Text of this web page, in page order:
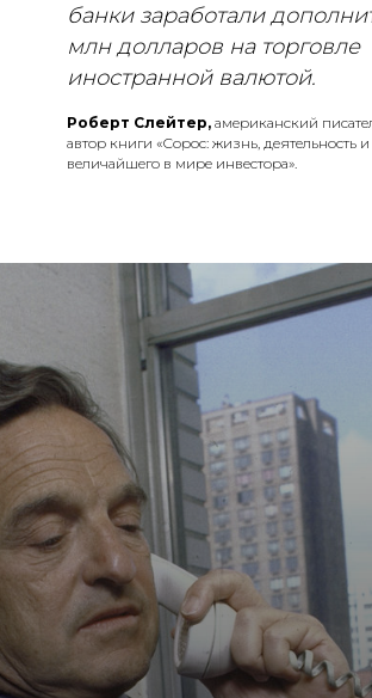
банки заработали
млн долларов на торговле
иностранной валютой.
Роберт Слейтер, американский
автор книги «Сорос: жизнь, деятельность
величайшего в мире инвестора».